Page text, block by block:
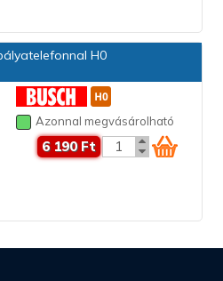
H0
Azonnal megvásárolható
6 190 Ft